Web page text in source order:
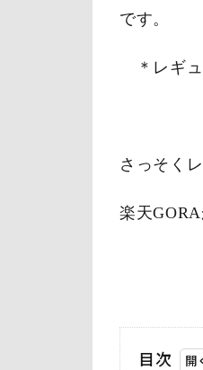
です。
＊レギュ
さっそく
楽天
目次